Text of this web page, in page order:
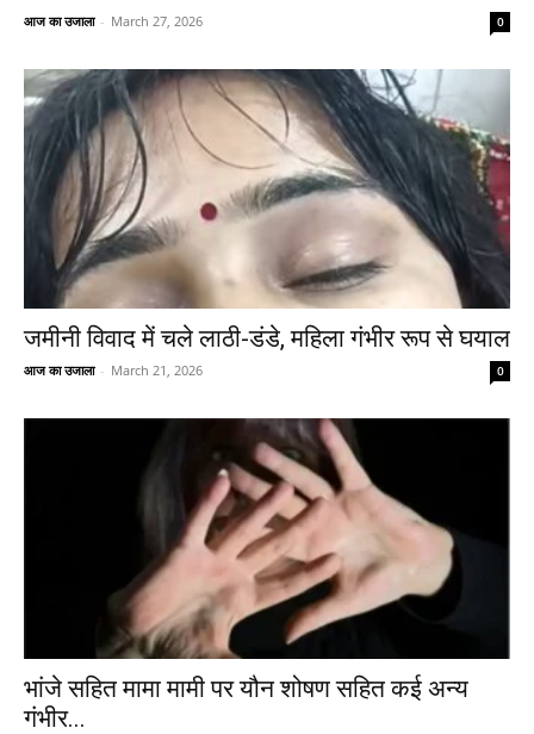
आज का उजाला - March 27, 2026 0
जमीनी विवाद में चले लाठी-डंडे, महिला गंभीर रूप से घयाल
आज का उजाला - March 21, 2026 0
भांजे सहित मामा मामी पर यौन शोषण सहित कई अन्य
गंभीर...